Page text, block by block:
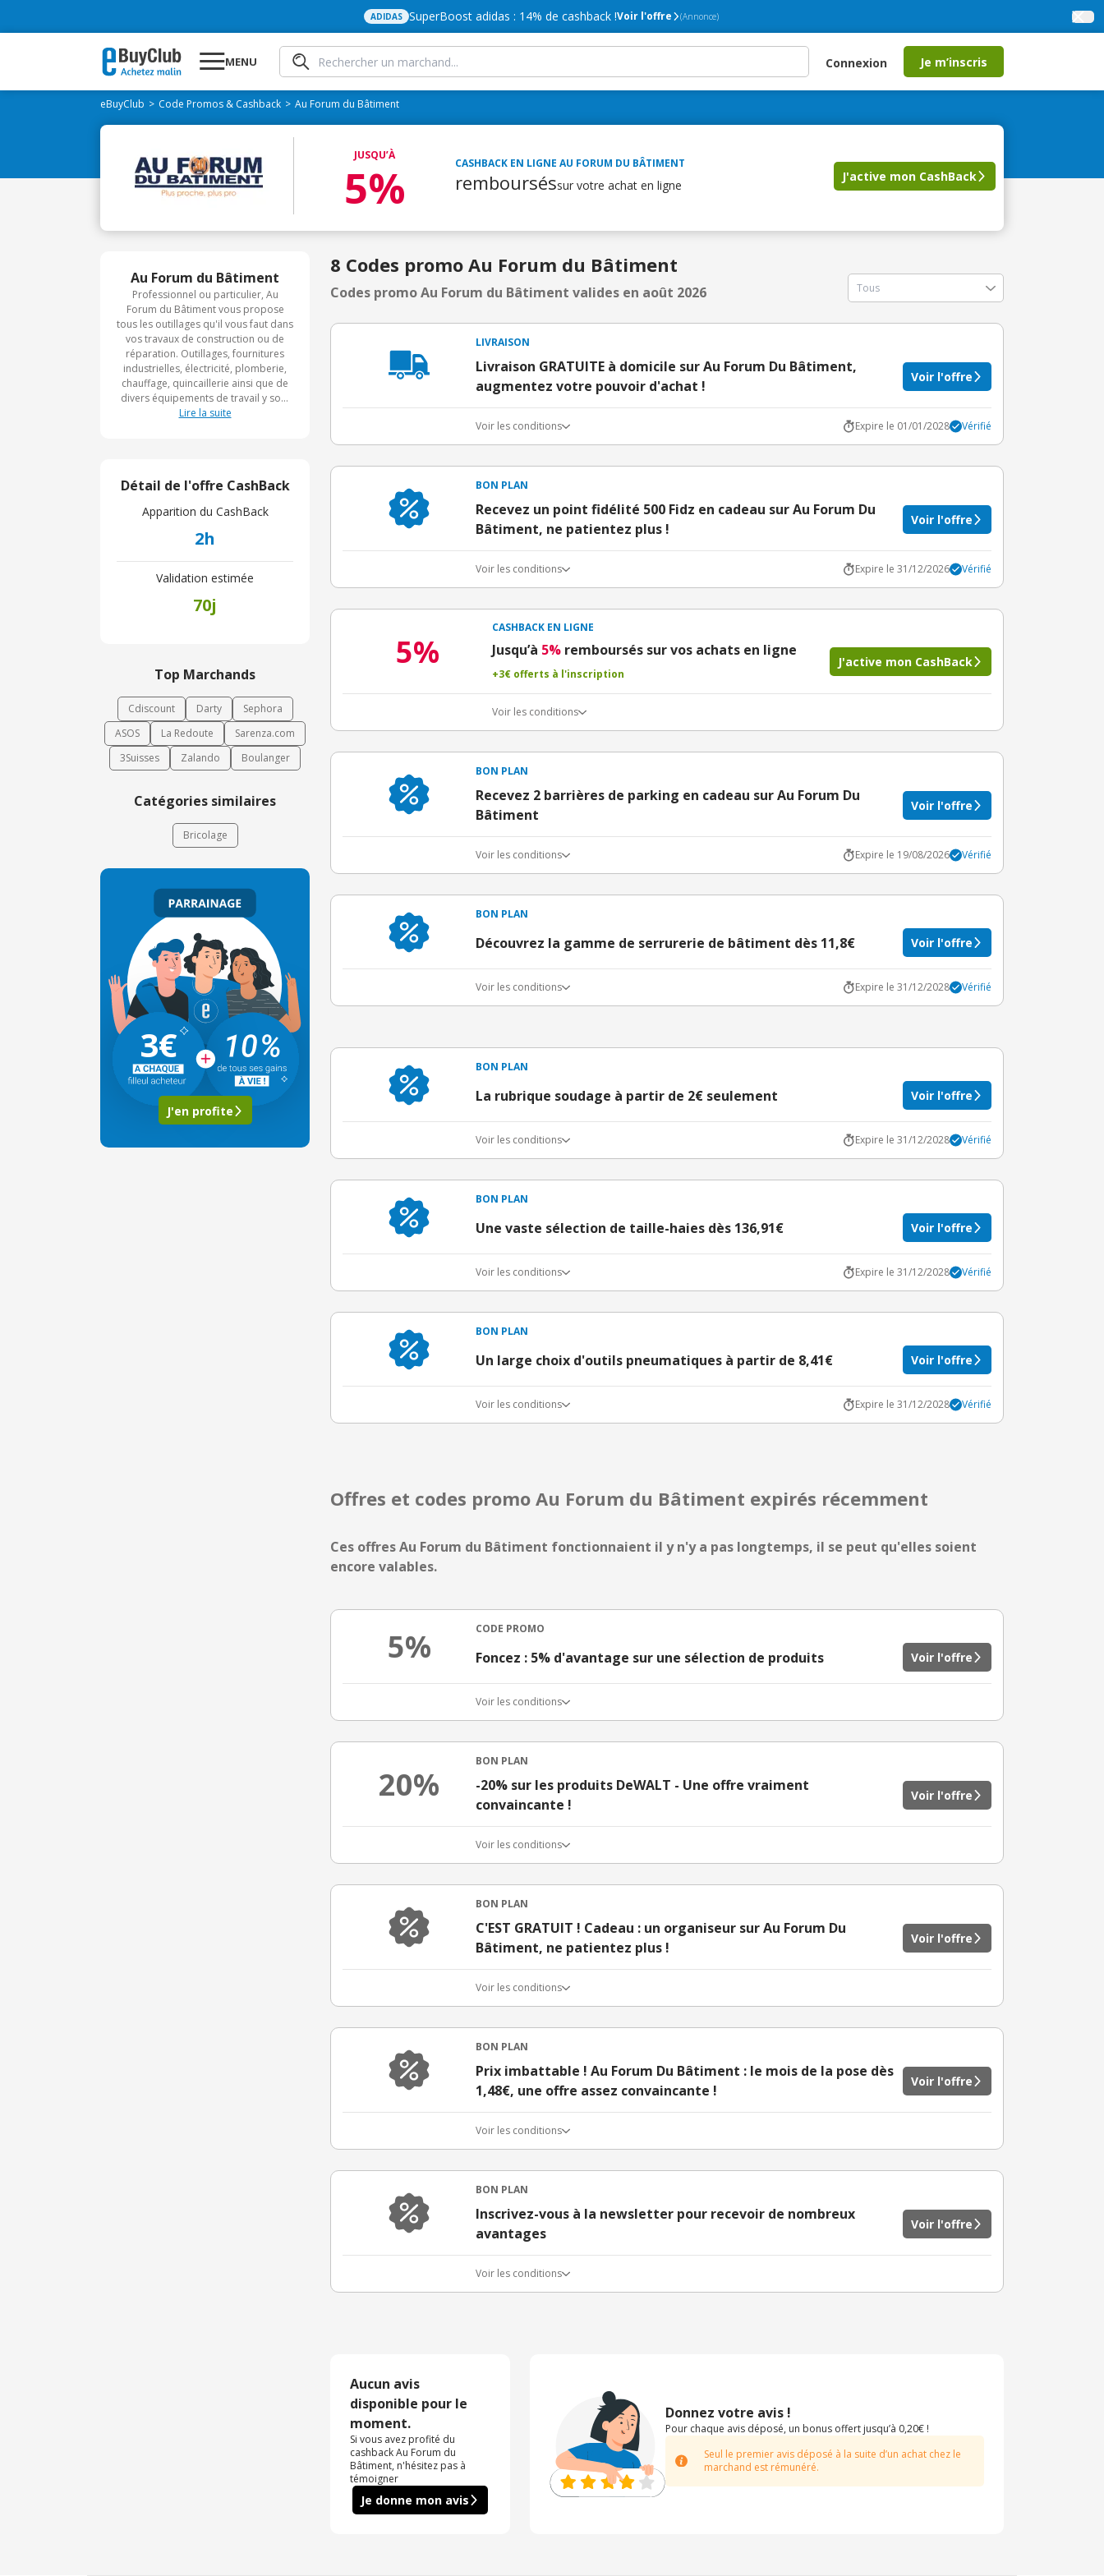
ADIDAS SuperBoost adidas : 14% de cashback !Voir l'offre (Annonce)
MENU Connexion Je m’inscris
eBuyClub Code Promos & Cashback Au Forum du Bâtiment
JUSQU’À
5% CASHBACK EN LIGNE AU FORUM DU BÂTIMENT
rembourséssur votre achat en ligne
J'active mon CashBack
Au Forum du Bâtiment
Professionnel ou particulier, Au
Forum du Bâtiment vous propose
tous les outillages qu'il vous faut dans
vos travaux de construction ou de
réparation. Outillages, fournitures
industrielles, électricité, plomberie,
chauffage, quincaillerie ainsi que de
divers équipements de travail y sont
disponibles. Au Forum du Bâtiment
grandes marques ainsi que toutes les
Lire la suite
Détail de l'offre CashBack
Apparition du CashBack
2h
Validation estimée
70j
Top Marchands
Cdiscount Darty
Sephora
ASOS
La Redoute
Sarenza.com
3Suisses
Zalando Boulanger
Catégories similaires
Bricolage
3€
J'en profite
8 Codes promo Au Forum du Bâtiment
Codes promo Au Forum du Bâtiment valides en août 2026
LIVRAISON
Livraison GRATUITE à domicile sur Au Forum Du Bâtiment,
augmentez votre pouvoir d'achat !
Voir l'offre
Voir les conditions Expire le 01/01/2028 Vérifié
BON PLAN
Recevez un point fidélité 500 Fidz en cadeau sur Au Forum Du
Bâtiment, ne patientez plus !
Voir l'offre
Voir les conditions Expire le 31/12/2026 Vérifié
5%
CASHBACK EN LIGNE
Jusqu’à 5% remboursés sur vos achats en ligne
+3€ offerts à l'inscription
J'active mon CashBack
Voir les conditions
BON PLAN
Recevez 2 barrières de parking en cadeau sur Au Forum Du
Bâtiment
Voir l'offre
Voir les conditions Expire le 19/08/2026 Vérifié
BON PLAN
Découvrez la gamme de serrurerie de bâtiment dès 11,8€ Voir l'offre
Voir les conditions Expire le 31/12/2028 Vérifié
BON PLAN
La rubrique soudage à partir de 2€ seulement Voir l'offre
Voir les conditions Expire le 31/12/2028 Vérifié
BON PLAN
Une vaste sélection de taille-haies dès 136,91€ Voir l'offre
Voir les conditions Expire le 31/12/2028 Vérifié
BON PLAN
Un large choix d'outils pneumatiques à partir de 8,41€ Voir l'offre
Voir les conditions Expire le 31/12/2028 Vérifié
Offres et codes promo Au Forum du Bâtiment expirés récemment
Ces offres Au Forum du Bâtiment fonctionnaient il y n'y a pas longtemps, il se peut qu'elles soient
encore valables.
5% CODE PROMO
Foncez : 5% d'avantage sur une sélection de produits Voir l'offre
Voir les conditions
20%
BON PLAN
-20% sur les produits DeWALT - Une offre vraiment
convaincante !
Voir l'offre
Voir les conditions
BON PLAN
C'EST GRATUIT ! Cadeau : un organiseur sur Au Forum Du
Bâtiment, ne patientez plus !
Voir l'offre
Voir les conditions
BON PLAN
Prix imbattable ! Au Forum Du Bâtiment : le mois de la pose dès
1,48€, une offre assez convaincante !
Voir l'offre
Voir les conditions
BON PLAN
Inscrivez-vous à la newsletter pour recevoir de nombreux
avantages
Voir l'offre
Voir les conditions
Aucun avis
disponible pour le
moment.
Si vous avez profité du
cashback Au Forum du
Bâtiment, n'hésitez pas à
témoigner
Je donne mon avis
Donnez votre avis !
Pour chaque avis déposé, un bonus offert jusqu’à 0,20€ !
Seul le premier avis déposé à la suite d’un achat chez le
marchand est rémunéré.